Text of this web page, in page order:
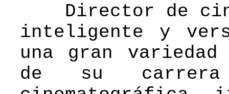
Director de
inteligente y
una gran
de su